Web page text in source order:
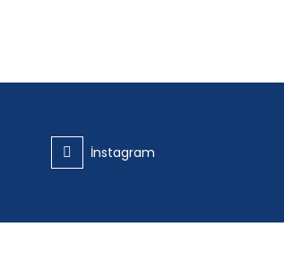
İnstagram